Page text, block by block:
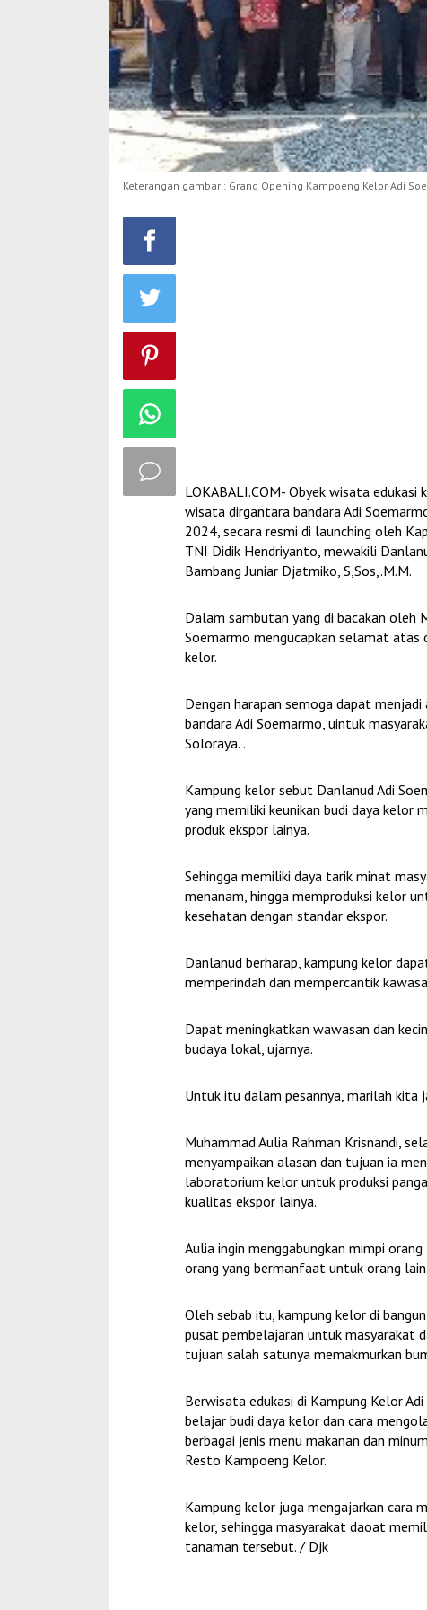
Keterangan gambar : Grand Opening Kampoeng Kelor Adi
LOKABALI.COM- Obyek wisata
wisata dirgantara bandara Adi
2024, secara resmi di launching oleh
TNI Didik Hendriyanto, mewakili
Bambang Juniar Djatmiko, S,Sos,.M.M.
Dalam sambutan yang di bacakan oleh
Soemarmo mengucapkan selamat atas
kelor.
Dengan harapan semoga dapat
bandara Adi Soemarmo, uintuk
Soloraya. .
Kampung kelor sebut Danlanud Adi
yang memiliki keunikan budi daya kelor
produk ekspor lainya.
Sehingga memiliki daya tarik minat
menanam, hingga memproduksi kelor
kesehatan dengan standar ekspor.
Danlanud berharap, kampung kelor
memperindah dan mempercantik
Dapat meningkatkan wawasan dan
budaya lokal, ujarnya.
Untuk itu dalam pesannya, marilah kita
Muhammad Aulia Rahman Krisnandi,
menyampaikan alasan dan tujuan ia
laboratorium kelor untuk produksi
kualitas ekspor lainya.
Aulia ingin menggabungkan mimpi
orang yang bermanfaat untuk orang lain.
Oleh sebab itu, kampung kelor di
pusat pembelajaran untuk masyarakat
tujuan salah satunya memakmurkan
Berwisata edukasi di Kampung Kelor
belajar budi daya kelor dan cara
berbagai jenis menu makanan dan
Resto Kampoeng Kelor.
Kampung kelor juga mengajarkan cara
kelor, sehingga masyarakat daoat
tanaman tersebut. / Djk
Sand
Di Seni, Vlog | 27 Juli